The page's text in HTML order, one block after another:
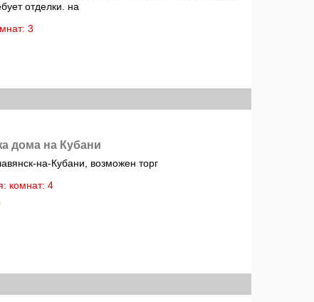
отделки. на
3
дома на Кубани
на-Кубани, возможен торг
комнат: 4